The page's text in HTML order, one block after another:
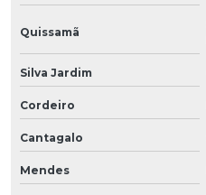
Quissamã
Silva Jardim
Cordeiro
Cantagalo
Mendes